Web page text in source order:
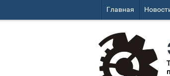
Главная